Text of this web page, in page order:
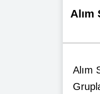
Alım
Alım